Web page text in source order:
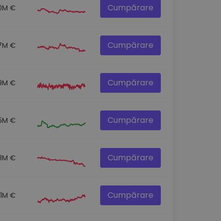
€ Cumpărare
€ Cumpărare
€ Cumpărare
€ Cumpărare
€ Cumpărare
€ Cumpărare